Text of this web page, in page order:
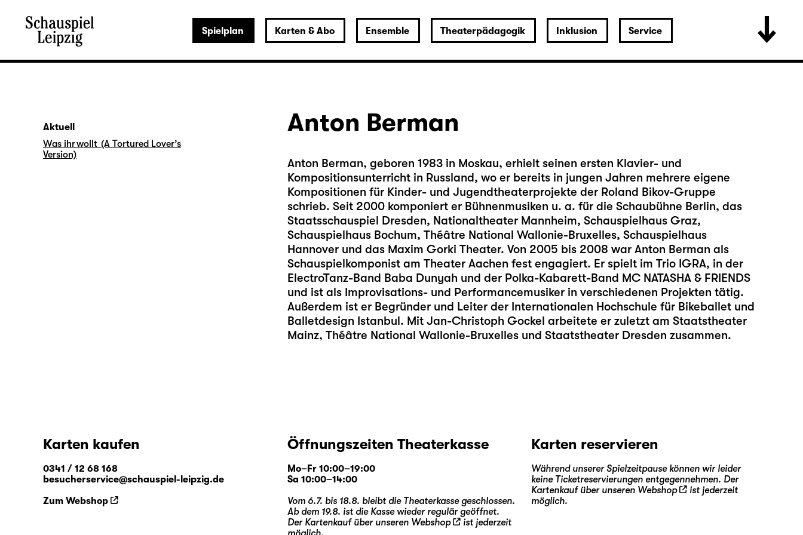
Spielplan Karten & Abo Ensemble Theaterpädagogik Inklusion Service
Anton Berman
Anton Berman, geboren 1983 in Moskau, erhielt seinen ersten Klavier- und
Kompositionsunterricht in Russland, wo er bereits in jungen Jahren mehrere eigene
Kompositionen für Kinder- und Jugendtheaterprojekte der Roland Bikov-Gruppe
schrieb. Seit 2000 komponiert er Bühnenmusiken u. a. für die Schaubühne Berlin, das
Staatsschauspiel Dresden, Nationaltheater Mannheim, Schauspielhaus Graz,
Schauspielhaus Bochum, Théâtre National Wallonie-Bruxelles, Schauspielhaus
Hannover und das Maxim Gorki Theater. Von 2005 bis 2008 war Anton Berman als
Schauspielkomponist am Theater Aachen fest engagiert. Er spielt im Trio IGRA, in der
ElectroTanz-Band Baba Dunyah und der Polka-Kabarett-Band MC NATASHA & FRIENDS
und ist als Improvisations- und Performancemusiker in verschiedenen Projekten tätig.
Außerdem ist er Begründer und Leiter der Internationalen Hochschule für Bikeballet und
Balletdesign Istanbul. Mit Jan-Christoph Gockel arbeitete er zuletzt am Staatstheater
Mainz, Théâtre National Wallonie-Bruxelles und Staatstheater Dresden zusammen.
Aktuell
Was ihr wollt (A Tortured Lover’s
Version)
Karten kaufen
0341 / 12 68 168
besucherservice@schauspiel-leipzig.de
Zum Webshop
Öffnungszeiten Theaterkasse
Mo–Fr 10:00–19:00
Sa 10:00–14:00
Vom 6.7. bis 18.8. bleibt die Theaterkasse geschlossen.
Ab dem 19.8. ist die Kasse wieder regulär geöffnet.
Der Kartenkauf über unseren Webshop
ist jederzeit
Karten reservieren
Während unserer Spielzeitpause können wir leider
keine Ticketreservierungen entgegennehmen. Der
Kartenkauf über unseren Webshop
ist jederzeit
möglich.